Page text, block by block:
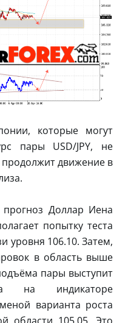
которые могут
пары USD/JPY, не
движение в
прогноз Доллар Иена
попытку теста
уровня 106.10. Затем,
в область выше
пары выступит
на индикаторе
варианта роста